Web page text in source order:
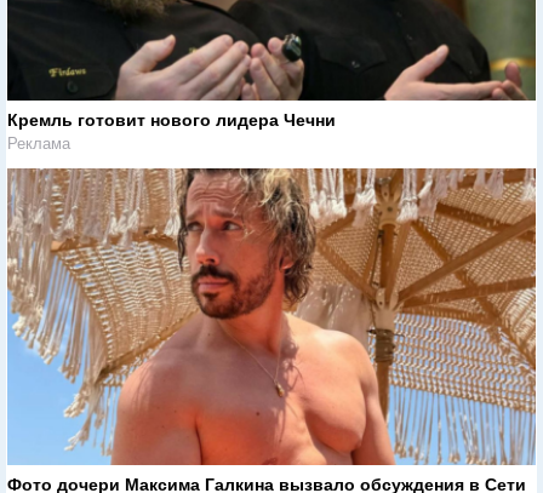
Кремль готовит нового лидера Чечни
Реклама
Фото дочери Максима Галкина вызвало обсуждения в Сети